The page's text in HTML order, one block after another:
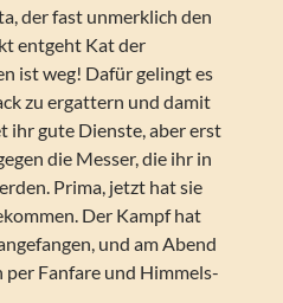
der fast unmerklich den
entgeht Kat der
ist weg! Dafür gelingt es
zu ergattern und damit
ihr gute Dienste, aber erst
die Messer, die ihr in
Prima, jetzt hat sie
Der Kampf hat
und am Abend
per Fanfare und Himmels-